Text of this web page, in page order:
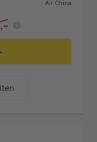
Air China